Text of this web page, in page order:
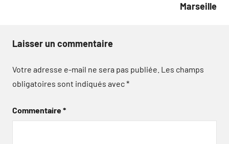
Marseille
Laisser un commentaire
Votre adresse e-mail ne sera pas publiée. Les champs
obligatoires sont indiqués avec*
Commentaire*